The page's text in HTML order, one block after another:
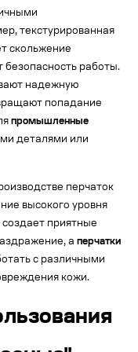
текстурированная
скольжение
безопасность работы.
надежную
попадание
промышленные
деталями или
перчаток
высокого уровня
приятные
а перчатки
с различными
кожи.